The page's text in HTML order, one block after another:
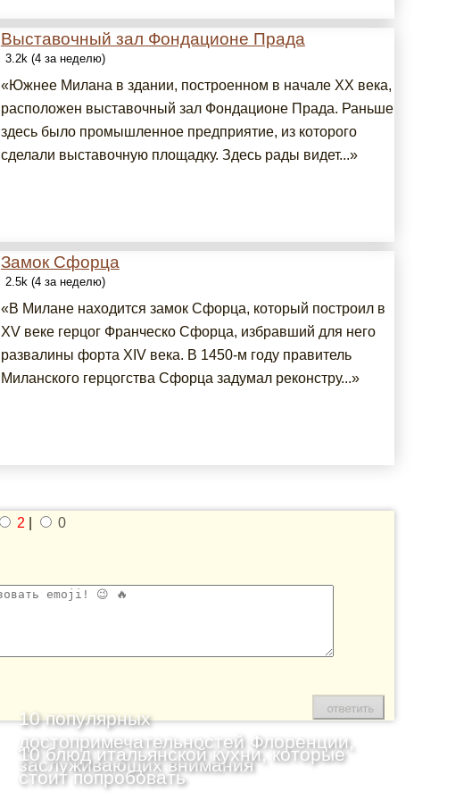
Выставочный зал Фондационе Прада
3.2k (4 за неделю)
«Южнее Милана в здании, построенном в начале XX века,
расположен выставочный зал Фондационе Прада. Раньше
здесь было промышленное предприятие, из которого
сделали выставочную площадку. Здесь рады видет...»
Замок Сфорца
2.5k (4 за неделю)
«В Милане находится замок Сфорца, который построил в
XV веке герцог Франческо Сфорца, избравший для него
развалины форта XIV века. В 1450-м году правитель
Миланского герцогства Сфорца задумал реконстру...»
2
0
10 популярных
достопримечательностей Флоренции,
заслуживающих внимания
10 блюд итальянской кухни, которые
стоит попробовать